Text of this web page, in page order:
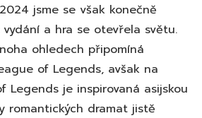
jsme se však konečně
a hra se otevřela světu.
ohledech připomíná
of Legends, avšak na
Legends je inspirovaná asijskou
romantických dramat jistě